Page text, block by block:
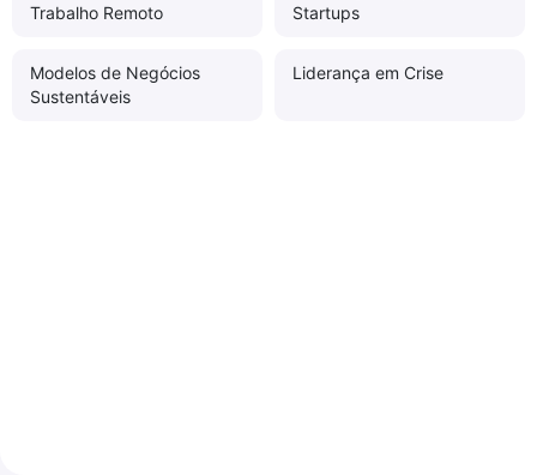
Trabalho Remoto
Startups
Modelos de Negócios
Sustentáveis
Liderança em Crise